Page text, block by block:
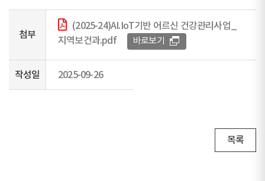
첨부
(2025-24)AI.IoT기반 어르신 건강관리사업_
지역보건과.pdf
바로보기
작성일 2025-09-26
목록